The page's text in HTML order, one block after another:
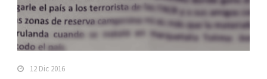
12 Dic 2016